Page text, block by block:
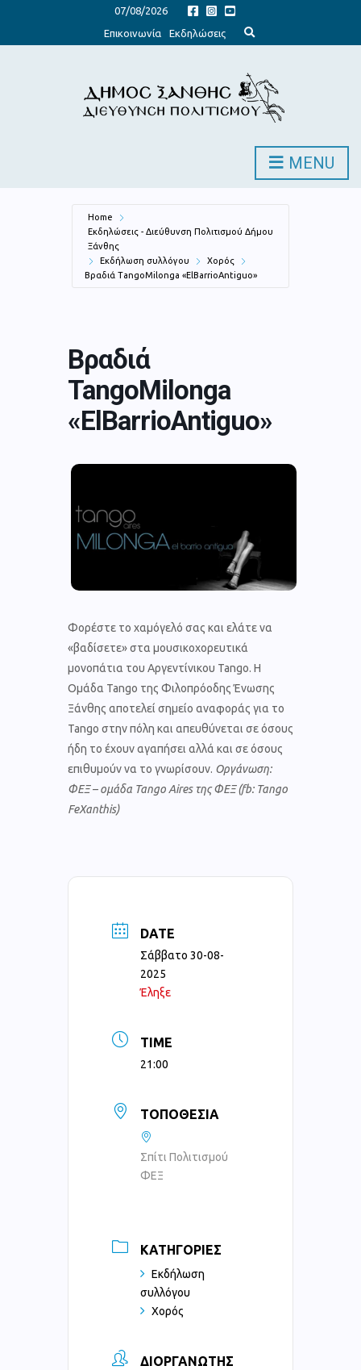
07/08/2026
Επικοινωνία
Εκδηλώσεις
x
d
s
e
c
o
MENU
Home
Εκδηλώσεις - Διεύθυνση Πολιτισμού Δήμου
Ξάνθης
Εκδήλωση συλλόγου
Χορός
Βραδιά TangoMilonga «ElBarrioAntiguo»
Βραδιά
TangoMilonga
«ElBarrioAntiguo»
Φορέστε το χαμόγελό σας και ελάτε να
«βαδίσετε» στα μουσικοχορευτικά
μονοπάτια του Αργεντίνικου Tango. Η
Ομάδα Tango της Φιλοπρόοδης Ένωσης
Ξάνθης αποτελεί σημείο αναφοράς για το
Tango στην πόλη και απευθύνεται σε όσους
ήδη το έχουν αγαπήσει αλλά και σε όσους
επιθυμούν να το γνωρίσουν. Οργάνωση:
ΦΕΞ – ομάδα Tango Aires της ΦΕΞ (fb: Tango
FeXanthis)
DATE
Σάββατο 30-08-
2025
Έληξε
TIME
21:00
ΤΟΠΟΘΕΣΊΑ
Σπίτι Πολιτισμού
ΦΕΞ
ΚΑΤΗΓΟΡΊΕΣ
Εκδήλωση
συλλόγου
Χορός
ΔΙΟΡΓΑΝΩΤΉΣ